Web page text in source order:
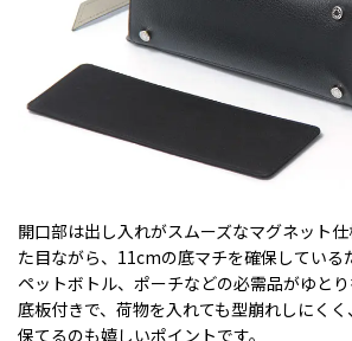
開口部は出し入れがスムーズなマグネット
た目ながら、11cmの底マチを確保してい
ペットボトル、ポーチなどの必需品がゆとり
底板付きで、荷物を入れても型崩れしにく
保てるのも嬉しいポイントです。